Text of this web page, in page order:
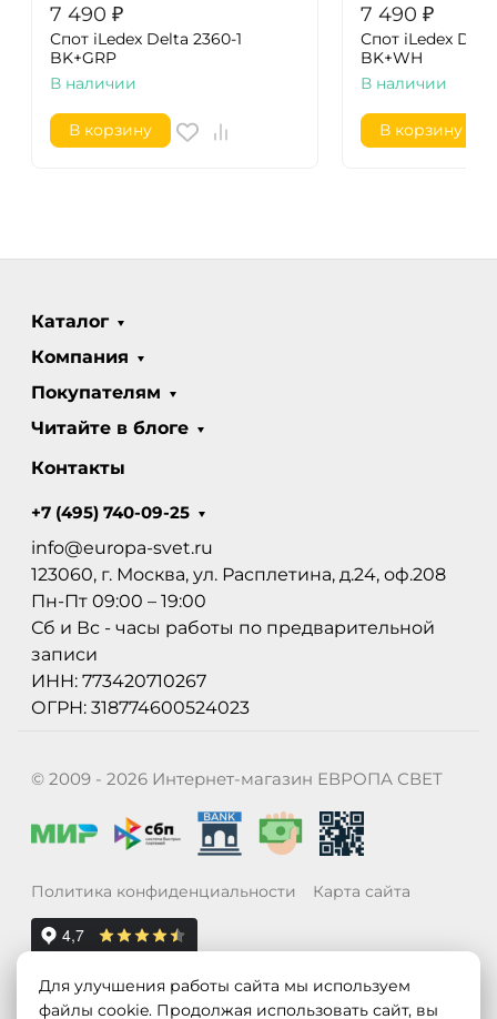
7 490 ₽
Спот iLedex Delta 2360-1
BK+GRP
В наличии
В корзину
7 490 ₽
Спот iLedex
BK+WH
В наличии
В корзину
Каталог
Компания
Покупателям
Читайте в блоге
Контакты
+7 (495) 740-09-25
info@europa-svet.ru
123060, г. Москва, ул. Расплетина, д.24, оф.208
Пн-Пт 09:00 – 19:00
Сб и Вс - часы работы по предварительной
записи
ИНН: 773420710267
ОГРН: 318774600524023
© 2009 - 2026 Интернет-магазин ЕВРОПА СВЕТ
Политика конфиденциальности Карта сайта
Для улучшения работы сайта мы используем
файлы cookie. Продолжая использовать сайт, вы